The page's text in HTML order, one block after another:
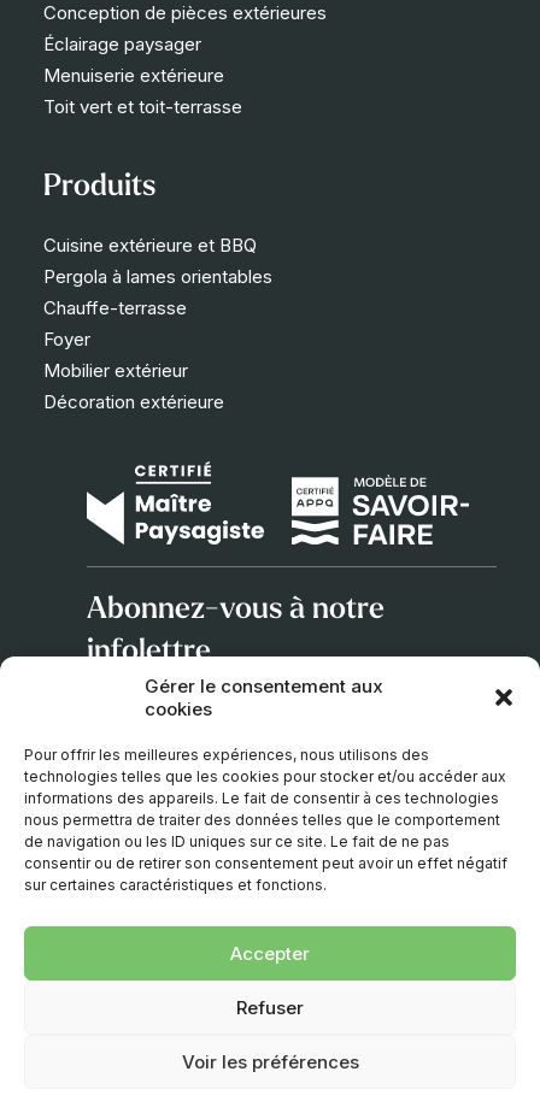
Gérer le consentement aux
cookies
Pour offrir les meilleures expériences, nous utilisons des
technologies telles que les cookies pour stocker et/ou accéder aux
informations des appareils. Le fait de consentir à ces technologies
nous permettra de traiter des données telles que le comportement
de navigation ou les ID uniques sur ce site. Le fait de ne pas
consentir ou de retirer son consentement peut avoir un effet négatif
sur certaines caractéristiques et fonctions.
Accepter
Refuser
Voir les préférences
Conception de pièces extérieures
Éclairage paysager
Menuiserie extérieure
Toit vert et toit-terrasse
Produits
Cuisine extérieure et BBQ
Pergola à lames orientables
Chauffe-terrasse
Foyer
Mobilier extérieur
Décoration extérieure
Abonnez-vous à notre
infolettre
Adresse
courriel
EMBLÈME COMMUNICATION.
Politique de confidentialité|Politique de cookies